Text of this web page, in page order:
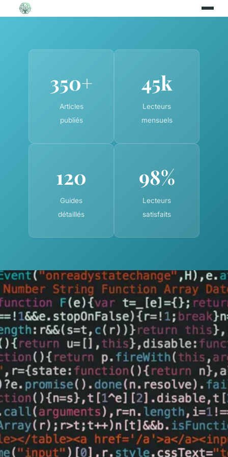
350+
Articles
publiés
45k
Lecteurs
mensuels
120
Guides
détaillés
98%
Lecteurs
satisfaits